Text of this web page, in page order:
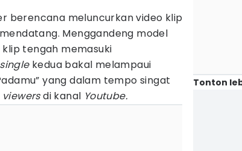
berencana meluncurkan video klip
Menggandeng model
tengah memasuki
singlekedua bakal melampaui
yang dalam tempo singat
viewersdi kanal Youtube.
Tonton